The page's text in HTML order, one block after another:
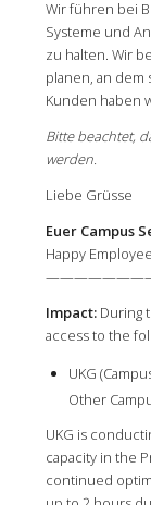
Wir führen bei
Systeme und
zu halten. Wir
planen, an dem
Kunden haben
Bitte beachtet,
werden.
Liebe Grüsse
Euer Campus
Happy
Impact:During
access to the
UKG
Other
UKG is
capacity in the
continued